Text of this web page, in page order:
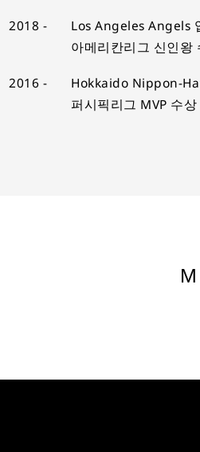
2018 -
Los Angeles Angels
아메리칸리그 신인왕
2016 -
Hokkaido Nippon-
퍼시픽리그